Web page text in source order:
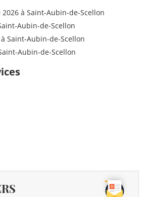
à Saint-Aubin-de-Scellon
Aubin-de-Scellon
Saint-Aubin-de-Scellon
Aubin-de-Scellon